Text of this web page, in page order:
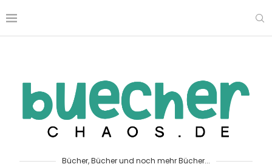
Bücher, Bücher und noch mehr Bücher...